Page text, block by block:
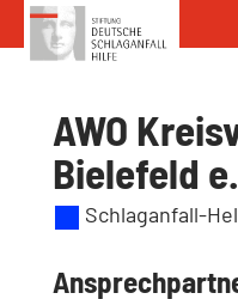
Zum Inhalt springen
AWO
Bielefeld
Schlaganfall-